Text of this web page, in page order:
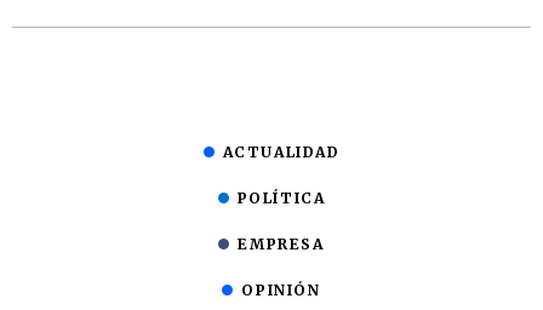
ACTUALIDAD
POLÍTICA
EMPRESA
OPINIÓN